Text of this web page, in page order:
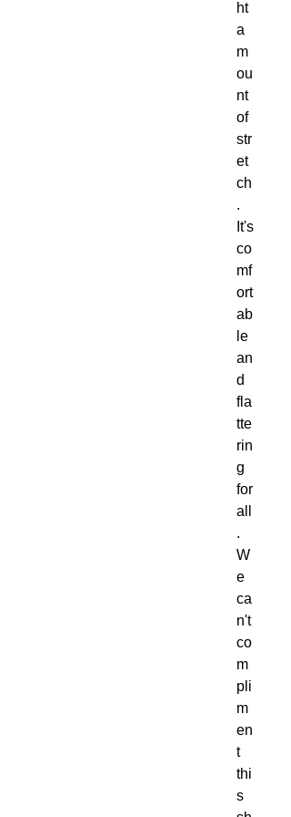
ht
a
m
ou
nt
of
str
et
ch
.
It's
co
mf
ort
ab
le
an
d
fla
tte
rin
g
for
all
.
W
e
ca
n't
co
m
pli
m
en
t
thi
s